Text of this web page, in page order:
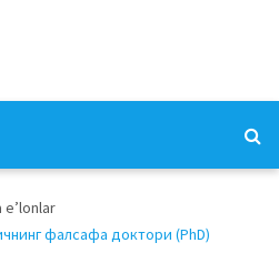
e’lonlar
фалсафа доктори (PhD)